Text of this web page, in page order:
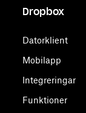
Dropbox
Datorklient
Mobilapp
Integreringar
Funktioner